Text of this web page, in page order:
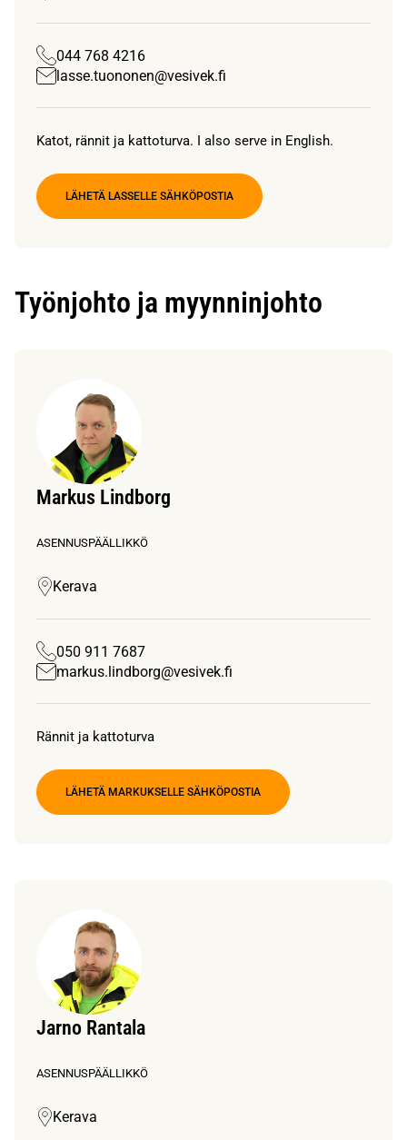
044 768 4216
lasse.tuononen@vesivek.fi
Katot, rännit ja kattoturva. I also serve in English.
LÄHETÄ LASSELLE SÄHKÖPOSTIA
Työnjohto ja myynninjohto
Markus Lindborg
ASENNUSPÄÄLLIKKÖ
Kerava
050 911 7687
markus.lindborg@vesivek.fi
Rännit ja kattoturva
LÄHETÄ MARKUKSELLE SÄHKÖPOSTIA
Jarno Rantala
ASENNUSPÄÄLLIKKÖ
Kerava